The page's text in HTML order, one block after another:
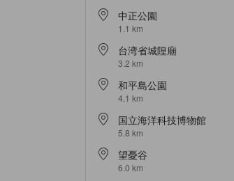
中正公園
1.1 km
台湾省城隍廟
3.2 km
和平島公園
4.1 km
国立海洋科技博物館
5.8 km
望憂谷
6.0 km